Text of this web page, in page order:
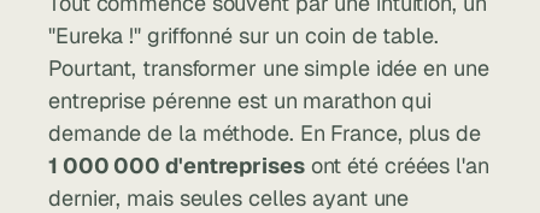
"Eureka !" griffonné sur un coin de table.
Pourtant, transformer une simple idée en une
entreprise pérenne est un marathon qui
demande de la méthode. En France, plus de
1 000 000 d'entreprises ont été créées l'an
dernier, mais seules celles ayant une